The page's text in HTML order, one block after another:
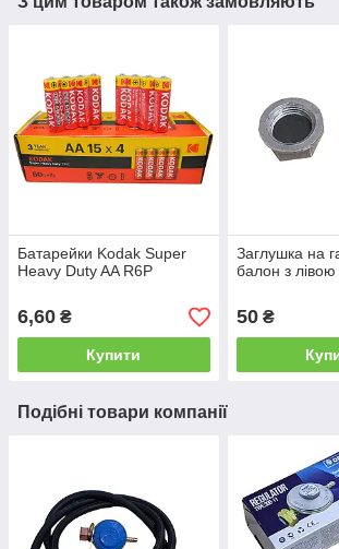
Батарейки Kodak Super
Heavy Duty AA R6P
6,60 ₴
Купити
Заглушка на
балон з лівою
50₴
Подібні товари компанії